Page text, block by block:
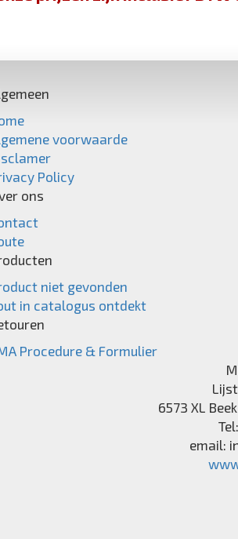
voorwaarde
Policy
ons
niet gevonden
in catalogus ontdekt
Procedure & Formulier
6573 XL
email: